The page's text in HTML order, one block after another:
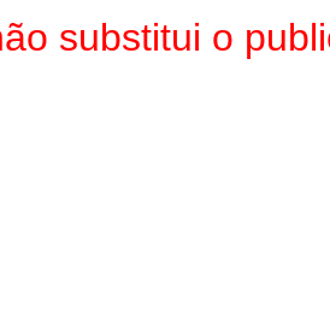
substitui o